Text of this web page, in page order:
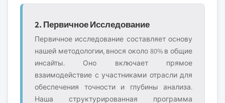
2. Первичное Исследование
Первичное исследование составляет основу
нашей методологии, внося около 80% в общие
инсайты. Оно включает прямое
взаимодействие с участниками отрасли для
обеспечения точности и глубины анализа.
Наша структурированная программа